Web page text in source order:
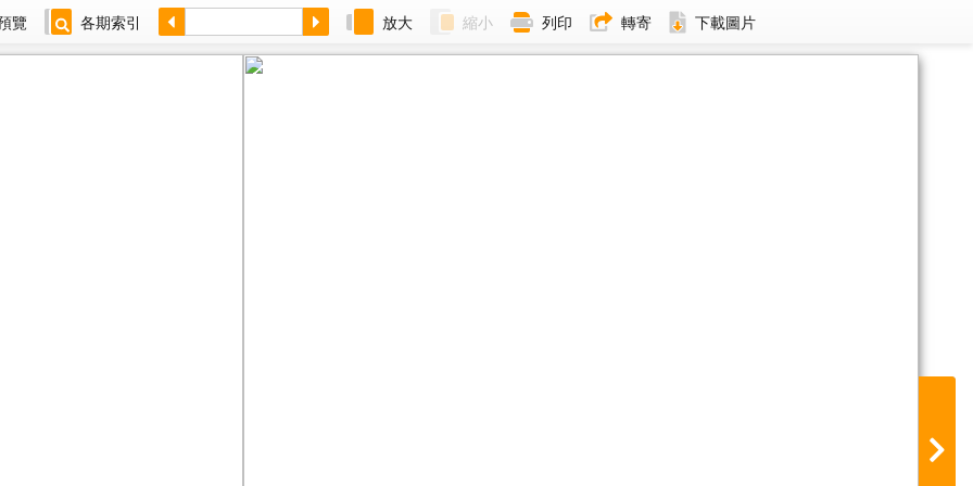
覽 各期索引 放大 縮小 列印 轉寄 下載圖片